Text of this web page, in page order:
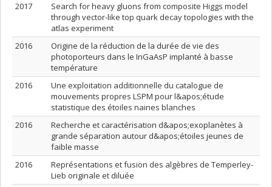
2017
Search for heavy gluons from composite Higgs model
through vector-like top quark decay topologies with the
atlas experiment
2016
Origine de la réduction de la durée de vie des
photoporteurs dans le InGaAsP implanté à basse
température
2016
Une exploitation additionnelle du catalogue de
mouvements propres LSPM pour l&apos;étude
statistique des étoiles naines blanches
2016
Recherche et caractérisation d&apos;exoplanètes à
grande séparation autour d&apos;étoiles jeunes de
faible masse
2016
Représentations et fusion des algèbres de Temperley-
Lieb originale et diluée